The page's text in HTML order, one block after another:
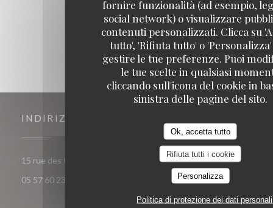
fornire funzionalità (ad esempio,
social network) o visualizzare
contenuti personalizzati. Clicca su
tutto', 'Rifiuta tutto' o
gestire le tue preferenze. Puoi
le tue scelte in qualsiasi
cliccando sull'icona del cookie in
sinistra delle pagine del sito.
Ok, accetta tutto
Rifiuta tutti i cookie
Personalizza
Politica di protezione dei dati personali
INDIRIZZO
15 rue des frères Bonie 33000 Bordeaux((apre una nuova finestra))
05 57 60 23 56